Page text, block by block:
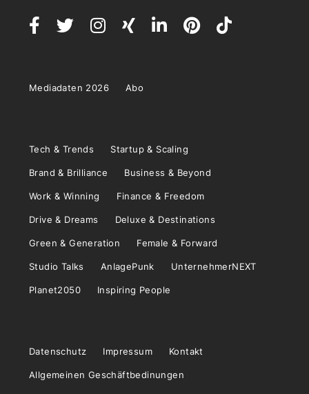
Mediadaten 2026 Abo
Tech & Trends Startup & Scaling
Brand & Brilliance Business & Beyond
Work & Winning Finance & Freedom
Drive & Dreams Deluxe & Destinations
Green & Generation Female & Forward
Studio Talks AnlagePunk UnternehmerNEXT
Planet2050 Inspiring People
Datenschutz Impressum Kontakt
Allgemeinen Geschäftbedinungen